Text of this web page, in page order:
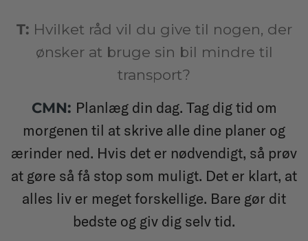
T: Hvilket råd vil du give til nogen, der
ønsker at bruge sin bil mindre til
transport?
CMN: Planlæg din dag. Tag dig tid om
morgenen til at skrive alle dine planer og
ærinder ned. Hvis det er nødvendigt, så prøv
at gøre så få stop som muligt. Det er klart, at
alles liv er meget forskellige. Bare gør dit
bedste og giv dig selv tid.